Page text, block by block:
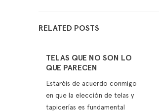
RELATED POSTS
TELAS QUE NO SON LO
QUE PARECEN
Estaréis de acuerdo conmigo
en que la elección de telas y
tapicerías es fundamental